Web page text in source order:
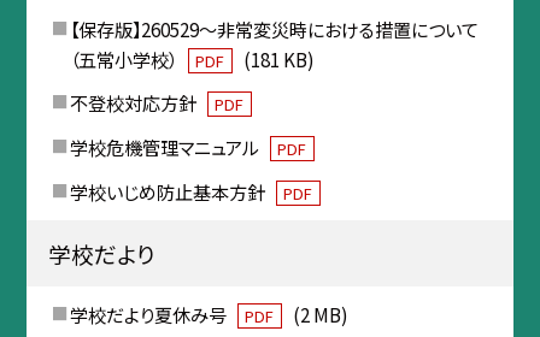
【保存版】260529〜非常変災時における措置について
（五常小学校）
PDF
(181 KB)
不登校対応方針
PDF
学校危機管理マニュアル PDF
学校いじめ防止基本方針 PDF
学校だより
学校だより夏休み号 PDF
(2 MB)